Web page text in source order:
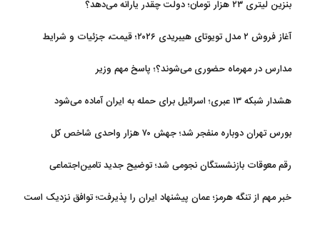
بنزین لیتری ۲۳ هزار تومان؛ دولت چقدر یارانه می‌دهد؟
آغاز فروش ۲ مدل تویوتای هیبریدی ۲۰۲۶؛ قیمت، جزئیات و شرایط
مدارس در مهرماه حضوری می‌شوند؟؛ پاسخ مهم وزیر
هشدار شبکه ۱۳ عبری؛ اسرائیل برای حمله به ایران آماده می‌شود
بورس تهران دوباره منفجر شد؛ جهش ۷۰ هزار واحدی شاخص کل
رقم معوقات بازنشستگان نجومی شد؛ توضیح جدید تامین‌اجتماعی
خبر مهم از تنگه هرمز؛ عمان پیشنهاد ایران را پذیرفت؛ توافق نزدیک است